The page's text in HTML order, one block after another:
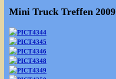
Mini Truck Treffen 2009